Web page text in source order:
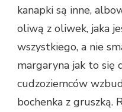
kanapki są inne,
oliwą z oliwek, jaka
wszystkiego, a nie
margaryna jak to się
cudzoziemców
bochenka z gruszką.